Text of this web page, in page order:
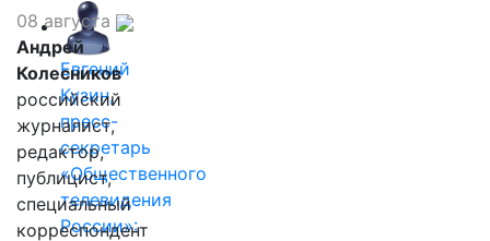
Евгений
Кузин,
пресс-
секретарь
«Общественного
телевидения
России»:
08 августа
Андрей
Колесников
российский
журналист,
редактор,
публицист,
специальный
корреспондент